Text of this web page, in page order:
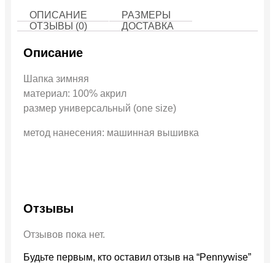
ОПИСАНИЕ
РАЗМЕРЫ
ОТЗЫВЫ (0)
ДОСТАВКА
Описание
Шапка зимняя
материал: 100% акрил
размер универсальный (one size)
метод нанесения: машинная вышивка
Отзывы
Отзывов пока нет.
Будьте первым, кто оставил отзыв на “Pennywise”